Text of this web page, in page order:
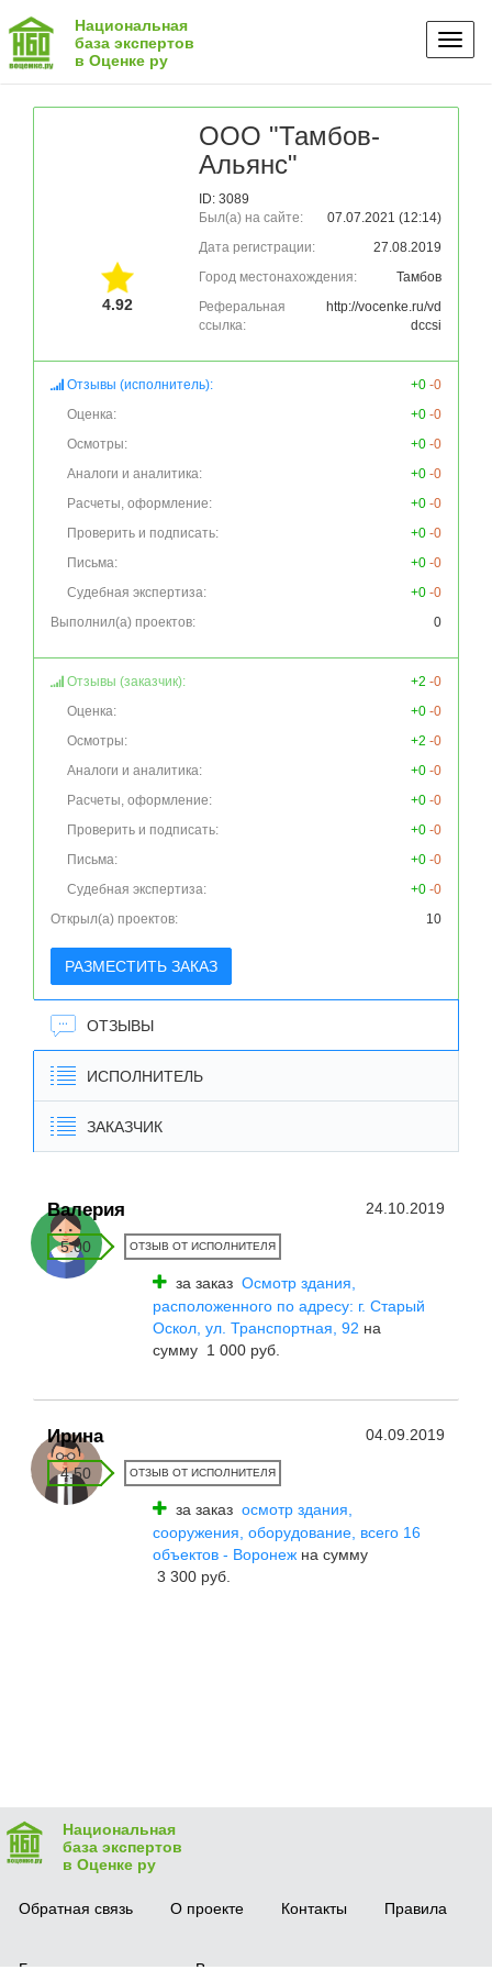
Национальная
база экспертов
в Оценке ру
4.92
ООО "Тамбов-
Альянс"
ID: 3089
Был(а) на сайте:
07.07.2021 (12:14)
Дата регистрации:
27.08.2019
Город местонахождения:
Тамбов
Реферальная
ссылка:
http://vocenke.ru/vd
dccsi
Отзывы (исполнитель): +0 -0
Оценка:
+0 -0
Осмотры:
+0 -0
Аналоги и аналитика:
+0 -0
Расчеты, оформление:
+0 -0
Проверить и подписать:
+0 -0
Письма:
+0 -0
Судебная экспертиза:
+0 -0
Выполнил(а) проектов:
0
Отзывы (заказчик): +2 -0
Оценка:
+0 -0
Осмотры:
+2 -0
Аналоги и аналитика:
+0 -0
Расчеты, оформление:
+0 -0
Проверить и подписать:
+0 -0
Письма:
+0 -0
Судебная экспертиза:
+0 -0
Открыл(а) проектов:
10
РАЗМЕСТИТЬ ЗАКАЗ
ОТЗЫВЫ
ИСПОЛНИТЕЛЬ
ЗАКАЗЧИК
Валерия 24.10.2019
5.00 ОТЗЫВ ОТ ИСПОЛНИТЕЛЯ
за заказ Осмотр здания,
расположенного по адресу: г. Старый
Оскол, ул. Транспортная, 92 на
сумму 1 000 руб.
Ирина 04.09.2019
4.50 ОТЗЫВ ОТ ИСПОЛНИТЕЛЯ
за заказ осмотр здания,
сооружения, оборудование, всего 16
объектов - Воронеж на сумму
3 300 руб.
Национальная
база экспертов
в Оценке ру
Обратная связь О проекте Контакты Правила